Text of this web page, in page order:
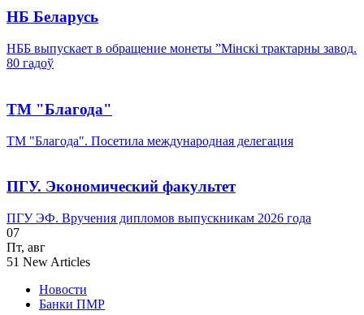
НБ Беларусь
НББ выпускает в обращение монеты ”Мінскі трактарны завод.
80 гадоў
ТМ "Благода"
ТМ "Благода". Посетила международная делегация
ПГУ. Экономический факультет
ПГУ ЭФ. Вручения дипломов выпускникам 2026 года
07
Пт, авг
51 New Articles
Новости
Банки ПМР